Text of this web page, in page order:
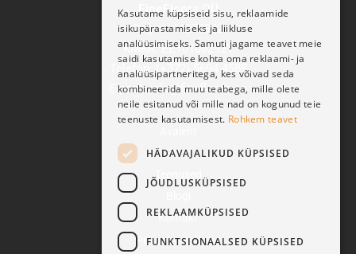
FineFloors OÜ
Reg nr: 11270932
KMKR: EE101062921
Telefon: (+372) 5694 4588
E-post: info@finefloors.ee
Pood
Teenused
Kontakt
Privaatsussätted
Kasutame küpsiseid sisu, reklaamide
isikupärastamiseks ja liikluse
analüüsimiseks. Samuti jagame teavet meie
saidi kasutamise kohta oma reklaami- ja
analüüsipartneritega, kes võivad seda
kombineerida muu teabega, mille olete
neile esitanud või mille nad on kogunud teie
teenuste kasutamisest. Rohkem teavet
HÄDAVAJALIKUD KÜPSISED
JÕUDLUSKÜPSISED
REKLAAMKÜPSISED
FUNKTSIONAALSED KÜPSISED